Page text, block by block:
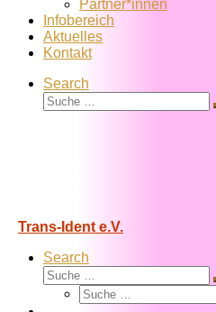
Partner*innen
Infobereich
Aktuelles
Kontakt
Search
Suche
Trans-Ident e.V.
Search
Suche
Suche